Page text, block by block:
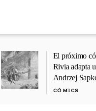
El próximo
Rivia adapta
Andrzej
CÓMICS